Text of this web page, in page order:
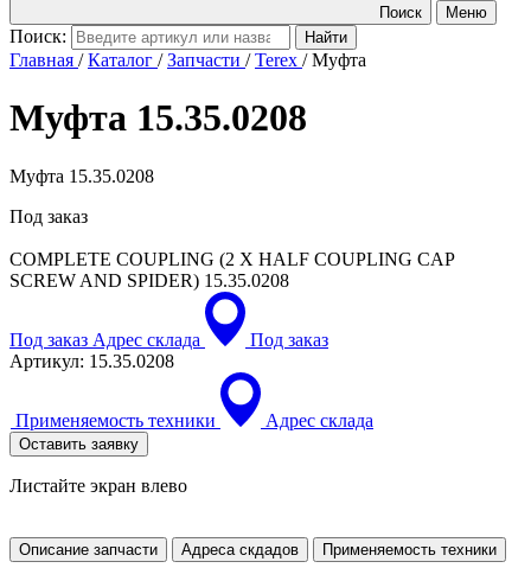
Поиск Меню
Поиск:
Главная /Каталог /Запчасти /Terex /Муфта
Муфта 15.35.0208
Муфта 15.35.0208
Под заказ
COMPLETE COUPLING (2 X HALF COUPLING CAP
SCREW AND SPIDER) 15.35.0208
Под заказ Адрес склада
Под заказ
Артикул: 15.35.0208
Применяемость техники Адрес склада
Оставить заявку
Листайте экран влево
Описание запчасти Адреса скдадов Применяемость техники